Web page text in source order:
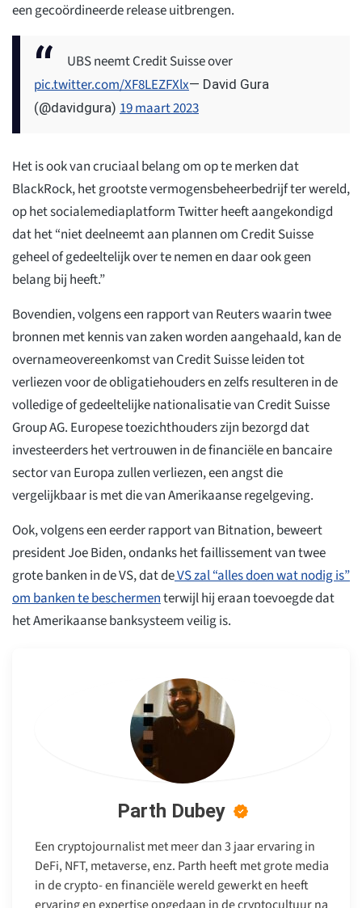
een gecoördineerde release uitbrengen.
UBS neemt Credit Suisse over
pic.twitter.com/XF8LEZFXlx— David Gura
(@davidgura) 19 maart 2023
Het is ook van cruciaal belang om op te merken dat
BlackRock, het grootste vermogensbeheerbedrijf ter wereld,
op het socialemediaplatform Twitter heeft aangekondigd
dat het “niet deelneemt aan plannen om Credit Suisse
geheel of gedeeltelijk over te nemen en daar ook geen
belang bij heeft.”
Bovendien, volgens een rapport van Reuters waarin twee
bronnen met kennis van zaken worden aangehaald, kan de
overnameovereenkomst van Credit Suisse leiden tot
verliezen voor de obligatiehouders en zelfs resulteren in de
volledige of gedeeltelijke nationalisatie van Credit Suisse
Group AG. Europese toezichthouders zijn bezorgd dat
investeerders het vertrouwen in de financiële en bancaire
sector van Europa zullen verliezen, een angst die
vergelijkbaar is met die van Amerikaanse regelgeving.
Ook, volgens een eerder rapport van Bitnation, beweert
president Joe Biden, ondanks het faillissement van twee
grote banken in de VS, dat deVS zal “alles doen wat nodig is”
om banken te beschermenterwijl hij eraan toevoegde dat
het Amerikaanse banksysteem veilig is.
Parth Dubey
Een cryptojournalist met meer dan 3 jaar ervaring in
DeFi, NFT, metaverse, enz. Parth heeft met grote media
in de crypto- en financiële wereld gewerkt en heeft